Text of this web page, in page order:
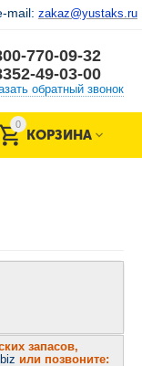
mail: zakaz@yustaks.ru
770-09-32
49-03-00
обратный звонок
0
КОРЗИНА
запасов,
или позвоните: